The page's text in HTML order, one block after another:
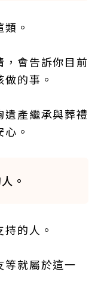
。
會告訴你目前
的事。
遺產繼承與葬禮
。
。
的人。
等就屬於這一